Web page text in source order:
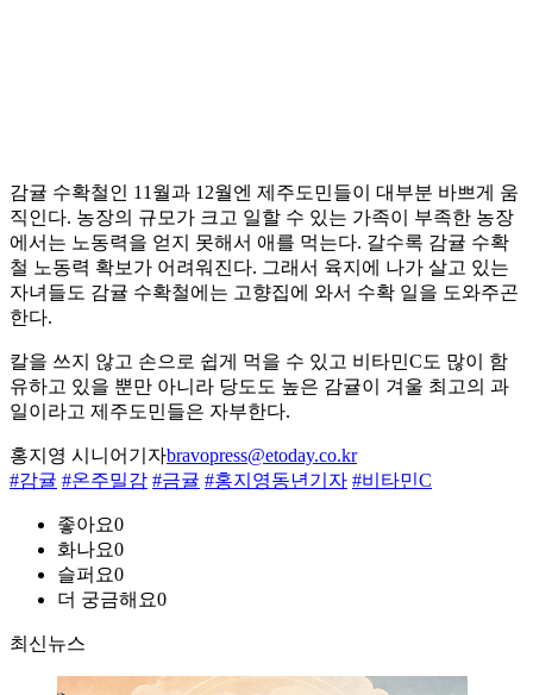
감귤 수확철인 11월과 12월엔 제주도민들이 대부분 바쁘게 움
직인다. 농장의 규모가 크고 일할 수 있는 가족이 부족한 농장
에서는 노동력을 얻지 못해서 애를 먹는다. 갈수록 감귤 수확
철 노동력 확보가 어려워진다. 그래서 육지에 나가 살고 있는
자녀들도 감귤 수확철에는 고향집에 와서 수확 일을 도와주곤
한다.
칼을 쓰지 않고 손으로 쉽게 먹을 수 있고 비타민C도 많이 함
유하고 있을 뿐만 아니라 당도도 높은 감귤이 겨울 최고의 과
일이라고 제주도민들은 자부한다.
홍지영 시니어기자bravopress@etoday.co.kr
#감귤 #온주밀감 #금귤 #홍지영동년기자 #비타민C
좋아요0
화나요0
슬퍼요0
더 궁금해요0
최신뉴스